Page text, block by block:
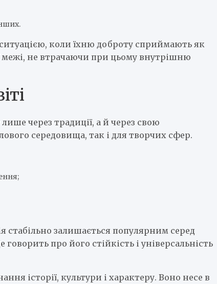
коли їхню доброту сприймають як
межі, не втрачаючи при цьому внутрішню
через традиції, а й через свою
середовища, так і для творчих сфер.
стабільно залишається популярним серед
про його стійкість і універсальність
історії, культури і характеру. Воно несе в